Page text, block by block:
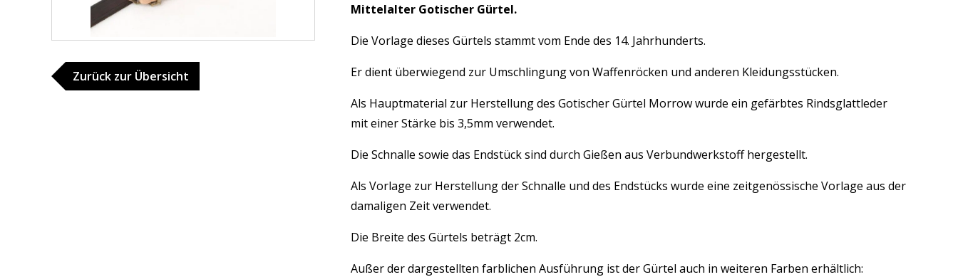
Zurück zur Übersicht
Mittelalter Gotischer Gürtel.
Die Vorlage dieses Gürtels stammt vom Ende des 14. Jahrhunderts.
Er dient überwiegend zur Umschlingung von Waffenröcken und anderen Kleidungsstücken.
Als Hauptmaterial zur Herstellung des Gotischer Gürtel Morrow wurde ein gefärbtes Rindsglattleder
mit einer Stärke bis 3,5mm verwendet.
Die Schnalle sowie das Endstück sind durch Gießen aus Verbundwerkstoff hergestellt.
Als Vorlage zur Herstellung der Schnalle und des Endstücks wurde eine zeitgenössische Vorlage aus der
damaligen Zeit verwendet.
Die Breite des Gürtels beträgt 2cm.
Außer der dargestellten farblichen Ausführung ist der Gürtel auch in weiteren Farben erhältlich: